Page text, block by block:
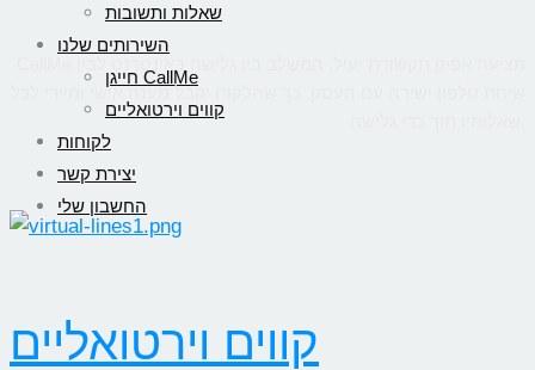
שאלות ותשובות
השירותים שלנו
חייגן CallMe
קווים וירטואליים
לקוחות
יצירת קשר
החשבון שלי
שיחת טלפון ישירה עם העסק, כך שהלקוח יקבל מענה אישי ומיידי לכל
קווים וירטואליים